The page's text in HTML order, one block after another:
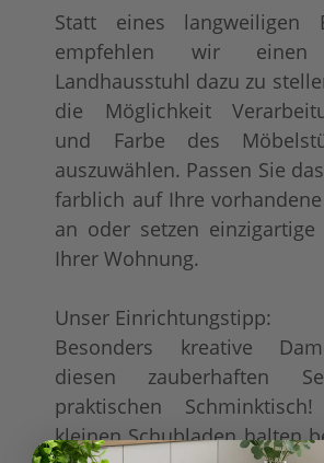
Statt eines langweiligen
empfehlen wir einen
Landhausstuhl dazu zu
die Möglichkeit
und Farbe des
auszuwählen. Passen Sie
farblich auf Ihre
an oder setzen einzigartige
Ihrer Wohnung.
Unser Einrichtungstipp:
Besonders kreative
diesen zauberhaften
praktischen
kleinen Schubladen halten